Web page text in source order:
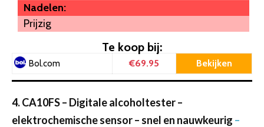
Nadelen:
Prijzig
Te koop bij:
Bol.com €69.95 Bekijken
4. CA10FS – Digitale alcoholtester –
elektrochemische sensor – snel en nauwkeurig –